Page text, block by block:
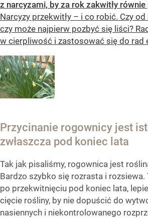
z narcyzami, by za rok zakwitły równie
Narcyzy przekwitły – i co robić. Czy
czy może najpierw pozbyć się liści?
w cierpliwość i zastosować się do rad
Przycinanie rogownicy jest
zwłaszcza pod koniec lata
Tak jak pisaliśmy, rogownica jest
Bardzo szybko się rozrasta i rozsiewa.
po przekwitnięciu pod koniec lata,
cięcie rośliny, by nie dopuścić do
nasiennych i niekontrolowanego